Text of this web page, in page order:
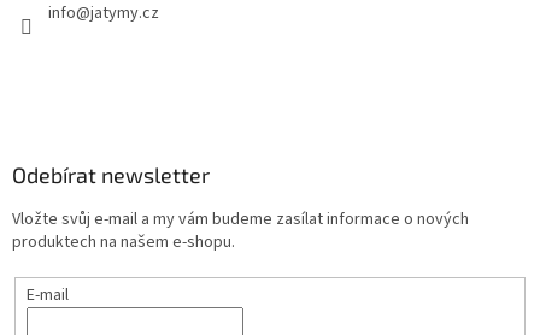
info@jatymy.cz
Odebírat newsletter
Vložte svůj e-mail a my vám budeme zasílat informace o nových
produktech na našem e-shopu.
E-mail